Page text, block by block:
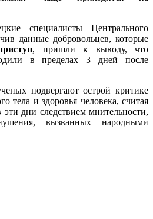
специалисты Центрального
данные добровольцев, которые
, пришли к выводу, что
в пределах 3 дней после
подвергают острой критике
тела и здоровья человека, считая
дни следствием мнительности,
вызванных народными